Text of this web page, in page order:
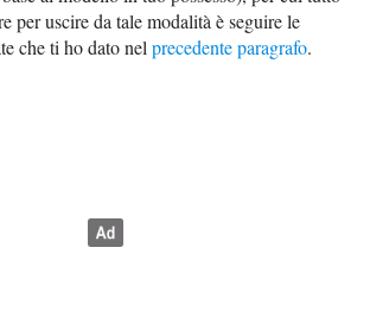
per uscire da tale modalità è seguire le
che ti ho dato nelprecedente paragrafo.